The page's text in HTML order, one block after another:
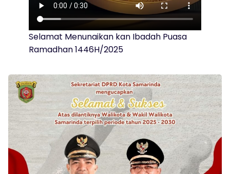
Selamat Menunaikan kan Ibadah Puasa
Ramadhan 1446H/2025